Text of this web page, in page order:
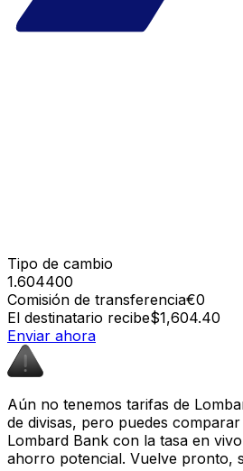
Tipo de cambio
1.604400
Comisión de transferencia€0
El destinatario recibe$1,604.40
Enviar ahora
Aún no tenemos tarifas de
de divisas, pero puedes
Lombard Bank con la tasa en
ahorro potencial. Vuelve pronto,